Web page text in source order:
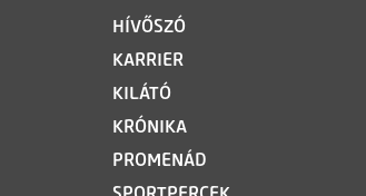
HÍVŐSZÓ
KARRIER
KILÁTÓ
KRÓNIKA
PROMENÁD